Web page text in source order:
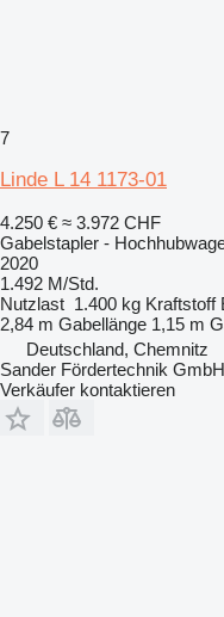
7
Linde L 14 1173-01
4.250 € ≈ 3.972 CHF
Gabelstapler -
2020
1.492 M/Std.
Nutzlast 1.400 kg Kraftstoff
2,84 m Gabellänge 1,15 m
Deutschland, Chemnitz
Sander Fördertechnik GmbH
Verkäufer kontaktieren